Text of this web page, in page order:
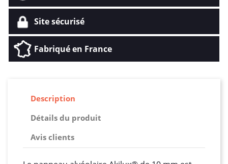
Site sécurisé
Fabriqué en France
Description
Détails du produit
Avis clients